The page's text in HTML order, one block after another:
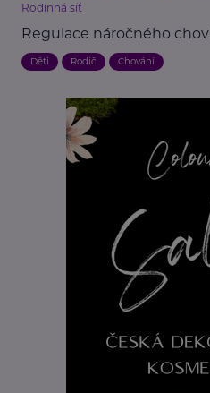
Rodinná síť
Regulace náročného
Děti Rodič Chování